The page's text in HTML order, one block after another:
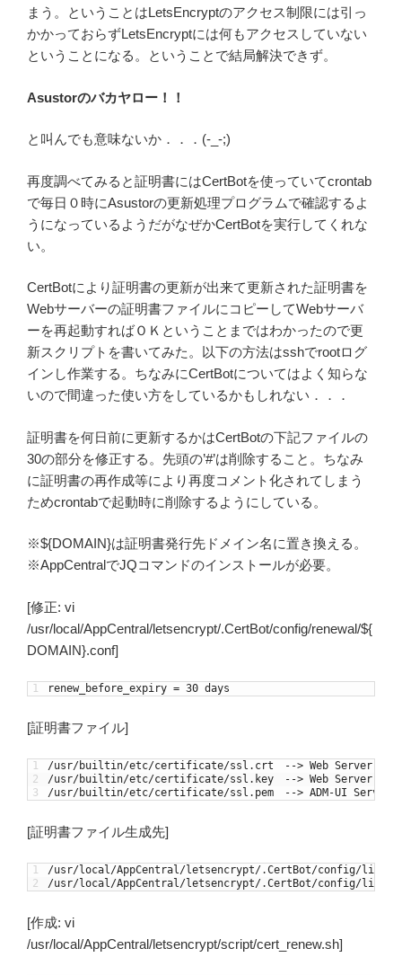
まう。ということはLetsEncryptのアクセス制限には引っ
かかっておらずLetsEncryptには何もアクセスしていない
ということになる。ということで結局解決できず。
Asustorのバカヤロー！！
と叫んでも意味ないか．．．(-_-;)
再度調べてみると証明書にはCertBotを使っていてcrontab
で毎日０時にAsustorの更新処理プログラムで確認するよ
うになっているようだがなぜかCertBotを実行してくれな
い。
CertBotにより証明書の更新が出来て更新された証明書を
Webサーバーの証明書ファイルにコピーしてWebサーバ
ーを再起動すればＯＫということまではわかったので更
新スクリプトを書いてみた。以下の方法はsshでrootログ
インし作業する。ちなみにCertBotについてはよく知らな
いので間違った使い方をしているかもしれない．．．
証明書を何日前に更新するかはCertBotの下記ファイルの
30の部分を修正する。先頭の’#’は削除すること。ちなみ
に証明書の再作成等により再度コメント化されてしまう
ためcrontabで起動時に削除するようにしている。
※${DOMAIN}は証明書発行先ドメイン名に置き換える。
※AppCentralでJQコマンドのインストールが必要。
[修正: vi
/usr/local/AppCentral/letsencrypt/.CertBot/config/renewal/${
DOMAIN}.conf]
1 renew_before_expiry = 30 days
[証明書ファイル]
1
2
3
/usr/builtin/etc/certificate/ssl . crt --> Web Server
/usr/builtin/etc/certificate/ssl . key --> Web Server
/usr/builtin/etc/certificate/ssl . pem --> ADM -UI Server
[証明書ファイル生成先]
1
2
/usr/local/AppCentral/letsencrypt/.CertBot/config/live
/usr/local/AppCentral/letsencrypt/.CertBot/config/live
[作成: vi
/usr/local/AppCentral/letsencrypt/script/cert_renew.sh]